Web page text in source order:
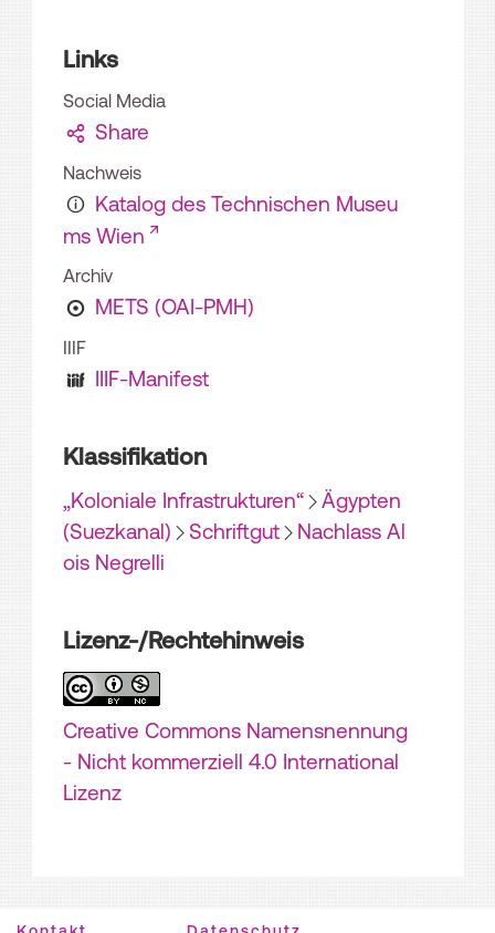
Links
Social Media
Share
Nachweis
Katalog des Technischen Museu
ms Wien
Archiv
METS (OAI-PMH)
IIIF
IIIF-Manifest
Klassifikation
„Koloniale Infrastrukturen“
Ägypten
(Suezkanal)
Schriftgut
Nachlass Al
ois Negrelli
Lizenz-/Rechtehinweis
Creative Commons Namensnennung
- Nicht kommerziell 4.0 International
Lizenz